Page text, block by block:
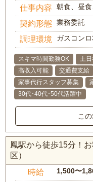
仕事内容 朝食、昼
契約形態 業務委託
調理環境 ガスコンロ
スキマ時間勤務OK 土
高収入可能
交通費支給
家事代行スタッフ募集
30代･40代･50代活躍中
こ
鳳駅から徒歩15分！
区）
時給 1,500〜